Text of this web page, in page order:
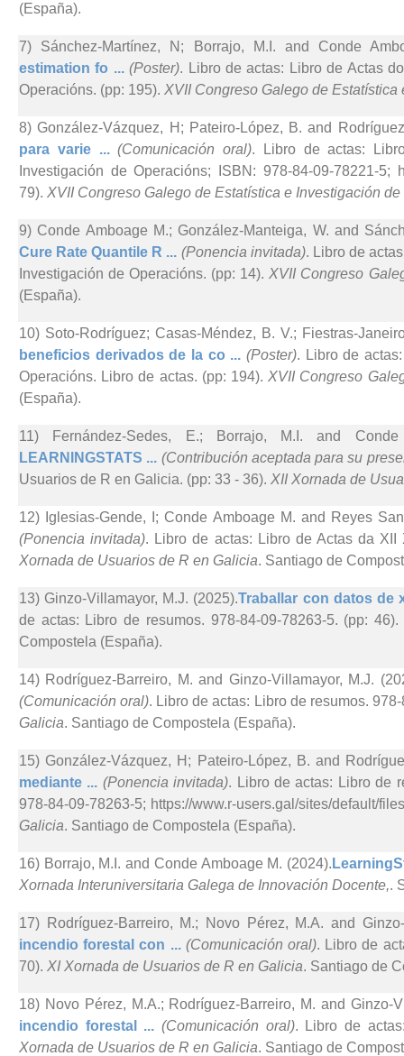
(España).
7) Sánchez-Martínez, N; Borrajo, M.I. and Conde
estimation fo ...(Poster). Libro de actas: Libro de Actas
Operacións. (pp: 195). XVII Congreso Galego de
8) González-Vázquez, H; Pateiro-López, B. and
para varie ...(Comunicación oral). Libro de actas:
Investigación de Operacións; ISBN: 978-84-09-78221-5;
79). XVII Congreso Galego de Estatística e Investigación
9) Conde Amboage M.; González-Manteiga, W. and
Cure Rate Quantile R ... (Ponencia invitada). Libro de
Investigación de Operacións. (pp: 14). XVII Congreso
(España).
10) Soto-Rodríguez; Casas-Méndez, B. V.; Fiestras-
beneficios derivados de la co ... (Poster). Libro de
Operacións. Libro de actas. (pp: 194). XVII Congreso
(España).
11) Fernández-Sedes, E.; Borrajo, M.I. and
LEARNINGSTATS ... (Contribución aceptada para su
Usuarios de R en Galicia. (pp: 33 - 36). XII Xornada de
12) Iglesias-Gende, I; Conde Amboage M. and Reyes
(Ponencia invitada). Libro de actas: Libro de Actas da
Xornada de Usuarios de R en Galicia. Santiago de
13) Ginzo-Villamayor, M.J. (2025).Traballar con datos de
de actas: Libro de resumos. 978-84-09-78263-5. (pp: 46).
Compostela (España).
14) Rodríguez-Barreiro, M. and Ginzo-Villamayor, M.J.
(Comunicación oral). Libro de actas: Libro de resumos.
Galicia. Santiago de Compostela (España).
15) González-Vázquez, H; Pateiro-López, B. and
mediante ... (Ponencia invitada). Libro de actas: Libro de
978-84-09-78263-5; https://www.r-users.gal/sites/default/
Galicia. Santiago de Compostela (España).
16) Borrajo, M.I. and Conde Amboage M. (2024).
Xornada Interuniversitaria Galega de Innovación Docente,.
17) Rodríguez-Barreiro, M.; Novo Pérez, M.A. and
incendio forestal con ... (Comunicación oral). Libro de
70). XI Xornada de Usuarios de R en Galicia. Santiago de
18) Novo Pérez, M.A.; Rodríguez-Barreiro, M. and Ginzo-
incendio forestal ... (Comunicación oral). Libro de
Xornada de Usuarios de R en Galicia. Santiago de